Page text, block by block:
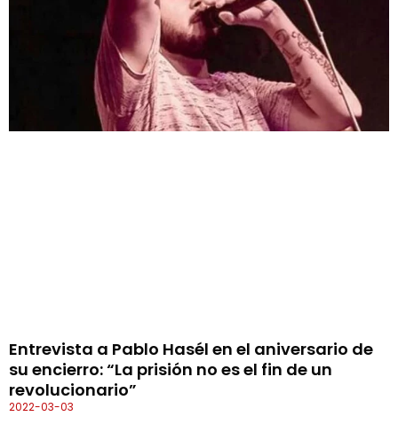
Entrevista a Pablo Hasél en el aniversario de
su encierro: “La prisión no es el fin de un
revolucionario”
2022-03-03